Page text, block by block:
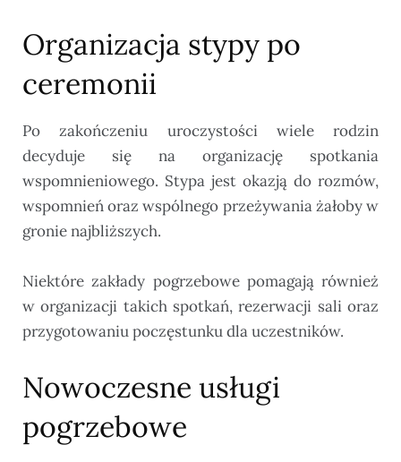
Organizacja stypy po
ceremonii
Po zakończeniu uroczystości wiele rodzin
decyduje się na organizację spotkania
wspomnieniowego. Stypa jest okazją do rozmów,
wspomnień oraz wspólnego przeżywania żałoby w
gronie najbliższych.
Niektóre zakłady pogrzebowe pomagają również
w organizacji takich spotkań, rezerwacji sali oraz
przygotowaniu poczęstunku dla uczestników.
Nowoczesne usługi
pogrzebowe